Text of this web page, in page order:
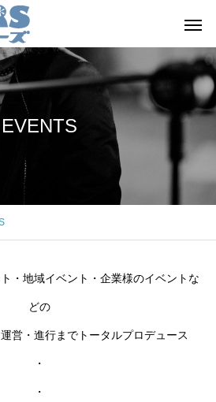
EVENTS
DESIGN
EVENTS
・地域イベント・企業様のイベントな
どの
営・進行までトータルプロデュース
・
・